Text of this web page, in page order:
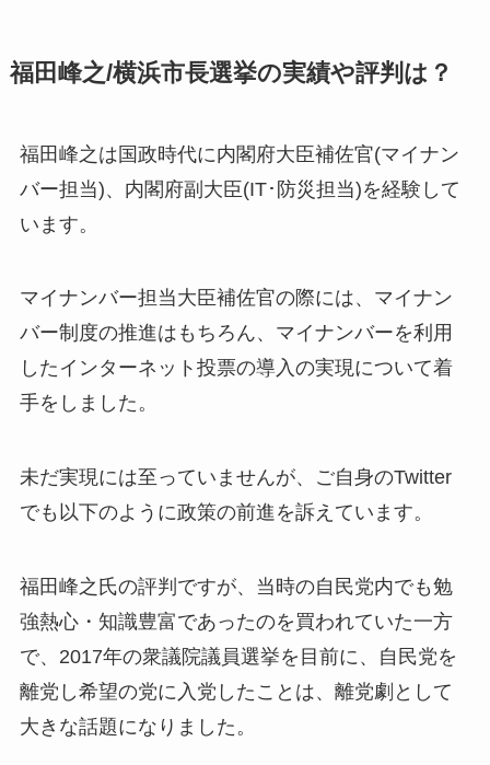
福田峰之/横浜市長選挙の実績や評判は？
福田峰之は国政時代に内閣府大臣補佐官(マイナン
バー担当)、内閣府副大臣(IT･防災担当)を経験して
います。
マイナンバー担当大臣補佐官の際には、マイナン
バー制度の推進はもちろん、マイナンバーを利用
したインターネット投票の導入の実現について着
手をしました。
未だ実現には至っていませんが、ご自身のTwitter
でも以下のように政策の前進を訴えています。
福田峰之氏の評判ですが、当時の自民党内でも勉
強熱心・知識豊富であったのを買われていた一方
で、2017年の衆議院議員選挙を目前に、自民党を
離党し希望の党に入党したことは、離党劇として
大きな話題になりました。